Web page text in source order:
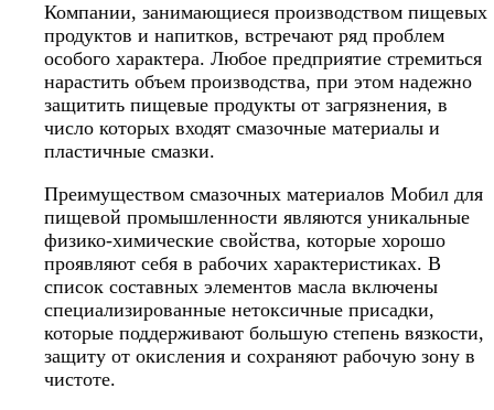
Компании, занимающиеся производством пищевых
продуктов и напитков, встречают ряд проблем
особого характера. Любое предприятие стремиться
нарастить объем производства, при этом надежно
защитить пищевые продукты от загрязнения, в
число которых входят смазочные материалы и
пластичные смазки.
Преимуществом смазочных материалов Мобил для
пищевой промышленности являются уникальные
физико-химические свойства, которые хорошо
проявляют себя в рабочих характеристиках. В
список составных элементов масла включены
специализированные нетоксичные присадки,
которые поддерживают большую степень вязкости,
защиту от окисления и сохраняют рабочую зону в
чистоте.